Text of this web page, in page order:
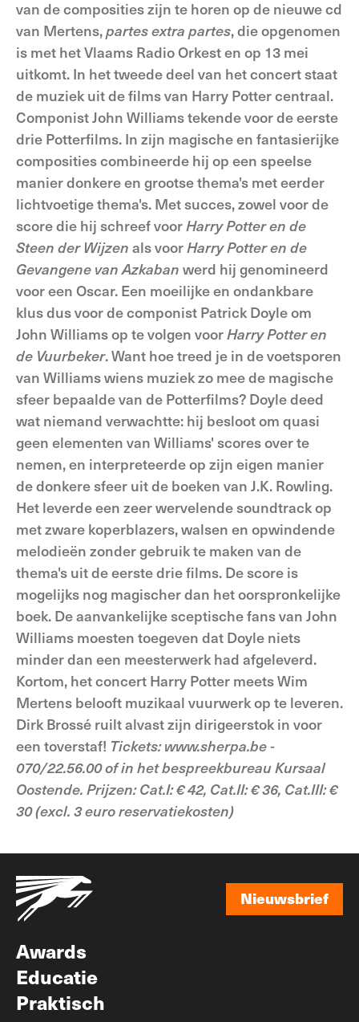
van de composities zijn te horen op de nieuwe cd
van Mertens,partes extra partes, die opgenomen
is met het Vlaams Radio Orkest en op 13 mei
uitkomt. In het tweede deel van het concert staat
de muziek uit de films van Harry Potter centraal.
Componist John Williams tekende voor de eerste
drie Potterfilms. In zijn magische en fantasierijke
composities combineerde hij op een speelse
manier donkere en grootse thema's met eerder
lichtvoetige thema's. Met succes, zowel voor de
score die hij schreef voorHarry Potter en de
Steen der Wijzen als voorHarry Potter en de
Gevangene van Azkaban werd hij genomineerd
voor een Oscar. Een moeilijke en ondankbare
klus dus voor de componist Patrick Doyle om
John Williams op te volgen voorHarry Potter en
de Vuurbeker. Want hoe treed je in de voetsporen
van Williams wiens muziek zo mee de magische
sfeer bepaalde van de Potterfilms? Doyle deed
wat niemand verwachtte: hij besloot om quasi
geen elementen van Williams' scores over te
nemen, en interpreteerde op zijn eigen manier
de donkere sfeer uit de boeken van J.K. Rowling.
Het leverde een zeer wervelende soundtrack op
met zware koperblazers, walsen en opwindende
melodieën zonder gebruik te maken van de
thema's uit de eerste drie films. De score is
mogelijks nog magischer dan het oorspronkelijke
boek. De aanvankelijke sceptische fans van John
Williams moesten toegeven dat Doyle niets
minder dan een meesterwerk had afgeleverd.
Kortom, het concert Harry Potter meets Wim
Mertens belooft muzikaal vuurwerk op te leveren.
Dirk Brossé ruilt alvast zijn dirigeerstok in voor
een toverstaf! Tickets: www.sherpa.be -
070/22.56.00 of in het bespreekbureau Kursaal
Oostende. Prijzen: Cat.I: € 42, Cat.II: € 36, Cat.III: €
30 (excl. 3 euro reservatiekosten)
Nieuwsbrief
Awards
Educatie
Praktisch